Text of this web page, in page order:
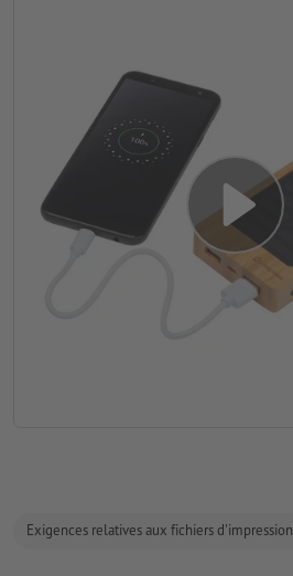
Exigences relatives aux fichiers d'impression